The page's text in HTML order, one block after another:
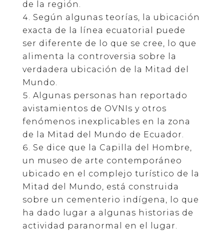
de la región.
Según algunas teorías, la ubicación
exacta de la línea ecuatorial puede
ser diferente de lo que se cree, lo que
alimenta la controversia sobre la
verdadera ubicación de la Mitad del
Mundo.
Algunas personas han reportado
avistamientos de OVNIs y otros
fenómenos inexplicables en la zona
de la Mitad del Mundo de Ecuador.
Se dice que la Capilla del Hombre,
un museo de arte contemporáneo
ubicado en el complejo turístico de la
Mitad del Mundo, está construida
sobre un cementerio indígena, lo que
ha dado lugar a algunas historias de
actividad paranormal en el lugar.